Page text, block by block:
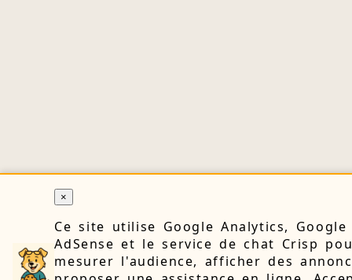
×
Ce site utilise Google Analytics, Google
AdSense et le service de chat Crisp
mesurer l'audience, afficher des